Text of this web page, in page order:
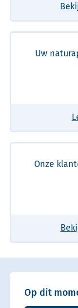
Uw
Onze
Op dit